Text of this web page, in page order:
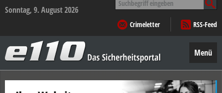
Sonntag, 9. August 2026
nach:
Crimeletter
RSS-Feed
–
Das
Sicherheitsportal
Menü
Zum
Inhalt
springen